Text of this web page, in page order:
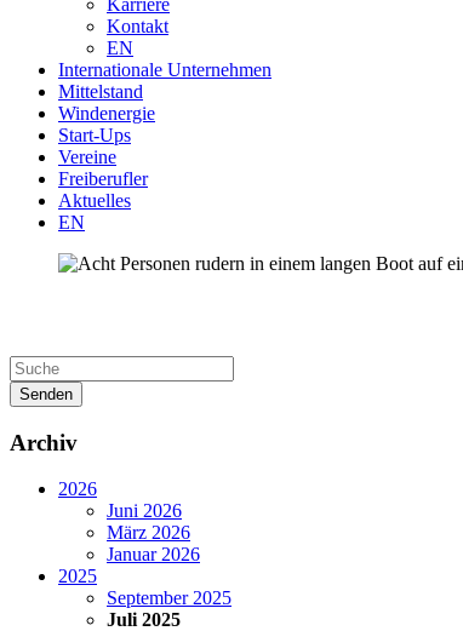
Karriere
Kontakt
EN
Internationale Unternehmen
Mittelstand
Windenergie
Start-Ups
Vereine
Freiberufler
Aktuelles
EN
Senden
Archiv
2026
Juni 2026
März 2026
Januar 2026
2025
September 2025
Juli 2025